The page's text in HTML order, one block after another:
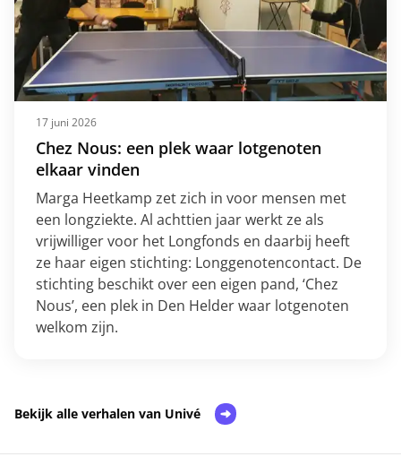
Chez Nous: een plek waar lotgenoten
elkaar vinden
17 juni 2026
Marga Heetkamp zet zich in voor mensen met
een longziekte. Al achttien jaar werkt ze als
vrijwilliger voor het Longfonds en daarbij heeft
ze haar eigen stichting: Longgenotencontact. De
stichting beschikt over een eigen pand, ‘Chez
Nous’, een plek in Den Helder waar lotgenoten
welkom zijn.
Bekijk alle verhalen van Univé